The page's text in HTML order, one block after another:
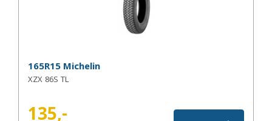
165R15 Michelin
XZX 86S TL